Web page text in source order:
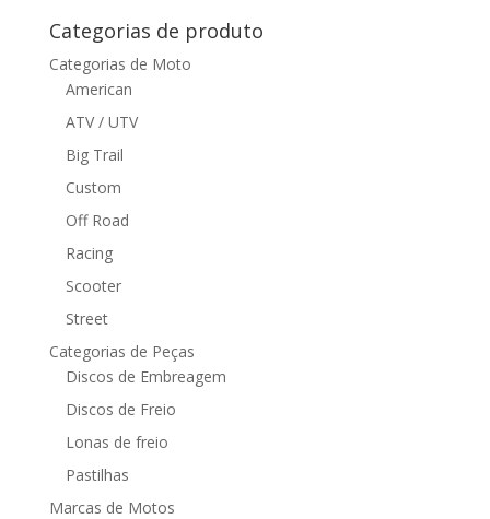
Categorias de produto
Categorias de Moto
American
ATV / UTV
Big Trail
Custom
Off Road
Racing
Scooter
Street
Categorias de Peças
Discos de Embreagem
Discos de Freio
Lonas de freio
Pastilhas
Marcas de Motos